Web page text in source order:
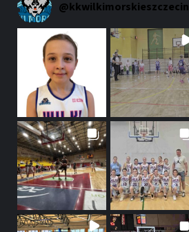
@kkwilkimorskieszczecin